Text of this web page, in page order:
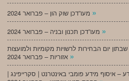
»
»
יום הבחירות לרשויות מקומיות ולמועצות
»
– איסוף מידע פומבי באינטרנט | סקרייפינג |